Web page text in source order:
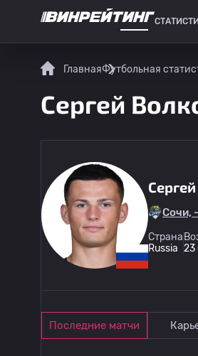
ГлавнаяФутбольная
Сергей
Сочи, -
Страна
Russia 23
Последние матчи